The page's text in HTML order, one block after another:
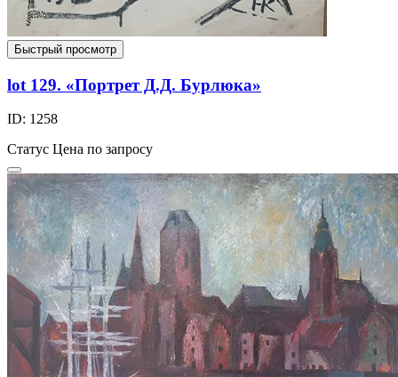
Быстрый просмотр
lot 129. «Портрет Д.Д. Бурлюка»
ID: 1258
Статус Цена по запросу